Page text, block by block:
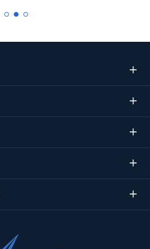




